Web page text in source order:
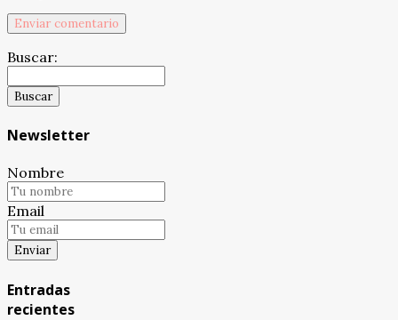
Buscar:
Newsletter
Nombre
Email
Entradas
recientes